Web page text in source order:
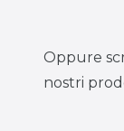
Oppure
nostri